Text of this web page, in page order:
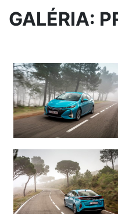
GALÉRIA: